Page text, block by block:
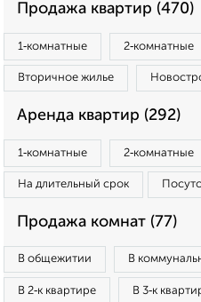
Продажа квартир (470)
1‑комнатные 2‑комнатные
Вторичное жилье
Аренда квартир (292)
1‑комнатные 2‑комнатные
На длительный срок
Продажа комнат (77)
В общежитии В
В 2‑к квартире В 3‑к